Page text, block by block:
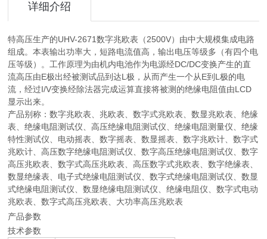
详细介绍
特高压生产的UHV-2671数字兆欧表（2500V）由中大规模集成电路
组成。本表输出功率大，短路电流值高，输出电压等级多（有四个电
压等级）。工作原理为由机内电池作为电源经DC/DC变换产生的直
流高压由E极出经被测试品到达L极，从而产生一个从E到L极的电
流，经过I/V变换经除法器完成运算直接将被测的绝缘电阻值由LCD
显示出来。
产品别称：数字兆欧表、兆欧表、数字式兆欧表、数显兆欧表、绝缘
表、绝缘电阻测试仪、高压绝缘电阻测试仪、绝缘电阻测量仪、绝缘
特性测试仪、电动摇表、数字摇表、数显摇表、数字兆欧计、数字式
兆欧计、高压数字绝缘电阻测试仪、数字高压绝缘电阻测试仪、数字
高压兆欧表、数字式高压兆欧表、高压数字式兆欧表、数字绝缘表、
数显绝缘表、电子式绝缘电阻测试仪、数字式绝缘电阻测试仪、数显
式绝缘电阻测试仪、数显绝缘电阻测试仪、绝缘电阻仪、数字式电动
兆欧表、数字式高压兆欧表、大功率高压兆欧表
产品参数
技术参数